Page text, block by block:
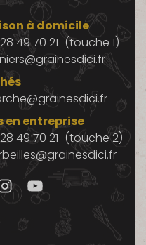
à domicile
49 70 21 (touche 1)
en entreprise
49 70 21 (touche 2)